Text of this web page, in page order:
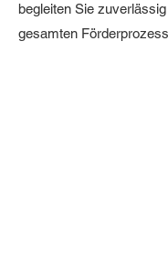
begleiten Sie
gesamten